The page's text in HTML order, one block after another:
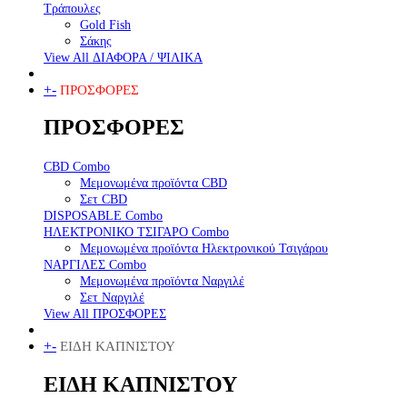
Τράπουλες
Gold Fish
Σάκης
View All ΔΙΑΦΟΡΑ / ΨΙΛΙΚΑ
+- ΠΡΟΣΦΟΡΕΣ
ΠΡΟΣΦΟΡΕΣ
CBD Combo
Μεμονωμένα προϊόντα CBD
Σετ CBD
DISPOSABLE Combo
ΗΛΕΚΤΡΟΝΙΚΟ ΤΣΙΓΑΡΟ Combo
Μεμονωμένα προϊόντα Ηλεκτρονικού Τσιγάρου
ΝΑΡΓΙΛΕΣ Combo
Μεμονωμένα προϊόντα Ναργιλέ
Σετ Ναργιλέ
View All ΠΡΟΣΦΟΡΕΣ
+- ΕΙΔΗ ΚΑΠΝΙΣΤΟΥ
ΕΙΔΗ ΚΑΠΝΙΣΤΟΥ